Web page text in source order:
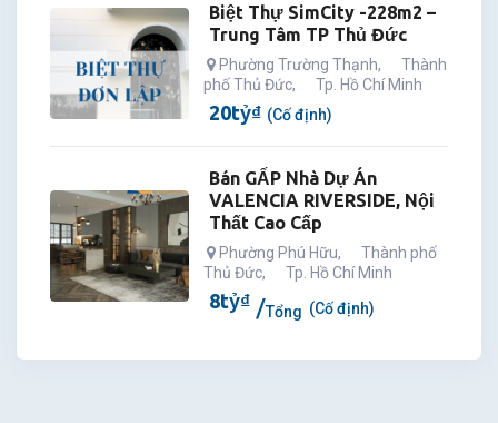
Biệt Thự SimCity -228m2 –
Trung Tâm TP Thủ Đức
Phường Trường Thạnh,
Thành
phố Thủ Đức, Tp. Hồ Chí Minh
20tỷ₫ (Cố định)
Bán GẤP Nhà Dự Án
VALENCIA RIVERSIDE, Nội
Thất Cao Cấp
Phường Phú Hữu,
Thành phố
Thủ Đức, Tp. Hồ Chí Minh
8tỷ₫ Tổng (Cố định)